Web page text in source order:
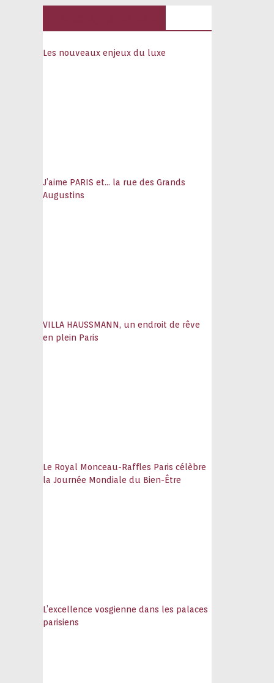
Les nouveaux enjeux du luxe
J’aime PARIS et… la rue des Grands
Augustins
VILLA HAUSSMANN, un endroit de rêve
en plein Paris
Le Royal Monceau-Raffles Paris célèbre
la Journée Mondiale du Bien-Être
L’excellence vosgienne dans les palaces
parisiens